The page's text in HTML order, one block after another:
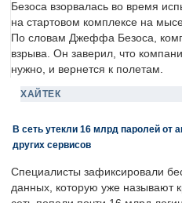
Безоса взорвалась во время
на стартовом комплексе на
По словам Джеффа Безоса,
взрыва. Он заверил, что
нужно, и вернется к полетам.
ХАЙТЕК
В сеть утекли 16 млрд паролей от
других сервисов
Специалисты зафиксировали
данных, которую уже называют